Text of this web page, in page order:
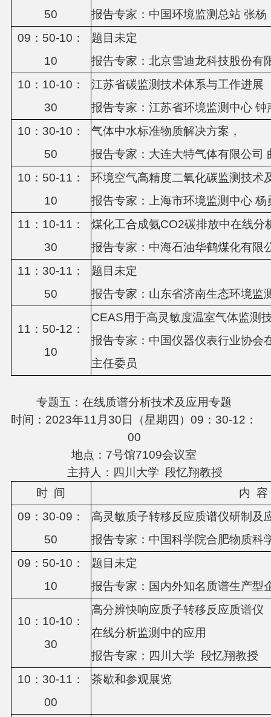
50
报告专家： 中国环境监测总站 张杨
09 ： 50-10：
10
题目未定
报告专家： 北京雪迪龙科技股份有
10： 10-10 ：
30
江苏省碳监测技术体系与工作进展
报告专家：江苏省环境监测中心 钟
10 ： 30-10 ：
50
气体中水标准物质解决方案，
报告专家： 大连大特气体有限公司
10 ： 50-11 ：
10
环境空气高精度二氧化碳监测技术
报告专家：上海市环境监测中心 杨
11 ： 10-11：
30
煤化工合成氨CO2碳排放中在线分
报告专家： 中海石油华鹤煤化有限
11： 30-11 ：
50
题目未定
报告专家： 山东省济南生态环境监
11： 50-12 ：
10
CEAS用于高灵敏度温室气体监测
报告专家： 中国仪器仪表行业协会
主任委员
专题五：在线质谱分析技术及应用专题
时间：2023年11月30日（星期四）09：30-12：
00
地点：7号馆7109会议室
主持人：四川大学 段忆翔教授
时 间 内 容
09 ： 30-09 ：
50
高灵敏质子转移反应质谱仪研制及
报告专家：中国科学院合肥物质科
09 ： 50-10：
10
题目未定
报告专家： 国内外知名质谱生产型
10： 10-10 ：
30
高分辨快响应质子转移反应质谱仪
在线分析监测中的应用
报告专家：四川大学 段忆翔教授
10 ： 30-11 ：
00
茶歇和参观展览